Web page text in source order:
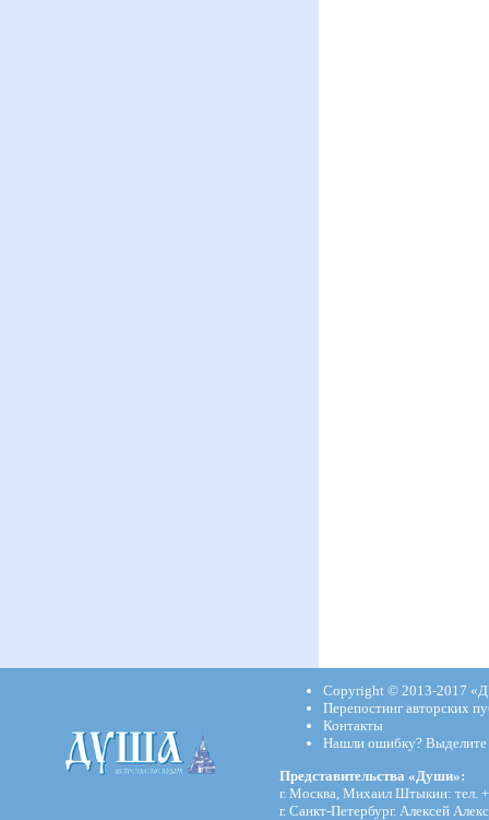
Copyright © 2013-2017
Перепостинг авторских
Контакты
Нашли ошибку?
Представительства «Души»:
г. Москва, Михаил Штыкин: тел.
г. Санкт-Петербург. Алексей